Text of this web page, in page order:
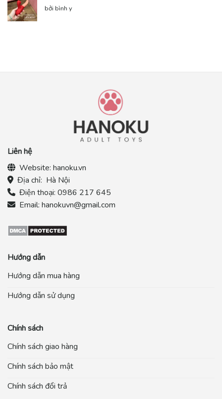
bởi bình y
Liên hệ
Website: hanoku.vn
Địa chỉ: Hà Nội
Điện thoại: 0986 217 645
Email: hanokuvn@gmail.com
Hướng dẫn
Hướng dẫn mua hàng
Hướng dẫn sử dụng
Chính sách
Chính sách giao hàng
Chính sách bảo mật
Chính sách đổi trả